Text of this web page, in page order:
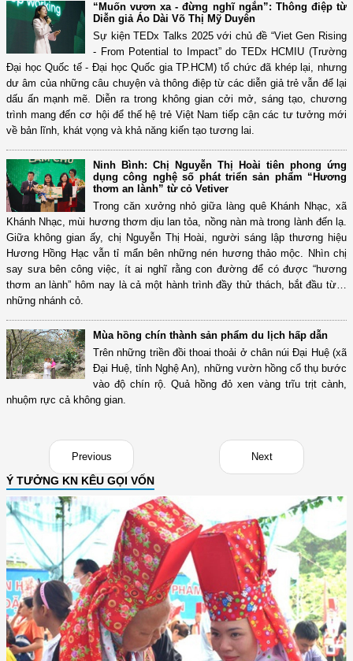
“Muốn vươn xa - đừng nghĩ ngắn”: Thông điệp từ
Diễn giả Áo Dài Võ Thị Mỹ Duyên
Sự kiện TEDx Talks 2025 với chủ đề “Viet Gen Rising
- From Potential to Impact” do TEDx HCMIU (Trường
Đại học Quốc tế - Đại học Quốc gia TP.HCM) tổ chức đã khép lại, nhưng
dư âm của những câu chuyện và thông điệp từ các diễn giả trẻ vẫn để lại
dấu ấn mạnh mẽ. Diễn ra trong không gian cởi mở, sáng tạo, chương
trình mang đến cơ hội để thế hệ trẻ Việt Nam tiếp cận các tư tưởng mới
về bản lĩnh, khát vọng và khả năng kiến tạo tương lai.
Ninh Bình: Chị Nguyễn Thị Hoài tiên phong ứng
dụng công nghệ số phát triển sản phẩm “Hương
thơm an lành” từ cỏ Vetiver
Trong căn xưởng nhỏ giữa làng quê Khánh Nhạc, xã
Khánh Nhạc, mùi hương thơm dịu lan tỏa, nồng nàn mà trong lành đến lạ.
Giữa không gian ấy, chị Nguyễn Thị Hoài, người sáng lập thương hiệu
Hương Hồng Hạc vẫn tỉ mẩn bên những nén hương thảo mộc. Nhìn chị
say sưa bên công việc, ít ai nghĩ rằng con đường để có được “hương
thơm an lành” hôm nay là cả một hành trình đầy thử thách, bắt đầu từ…
những nhánh cỏ.
Mùa hồng chín thành sản phẩm du lịch hấp dẫn
Trên những triền đồi thoai thoải ở chân núi Đại Huệ (xã
Đại Huệ, tỉnh Nghệ An), những vườn hồng cổ thụ bước
vào độ chín rộ. Quả hồng đỏ xen vàng trĩu trịt cành,
nhuộm rực cả không gian.
Previous Next
Ý TƯỞNG KN KÊU GỌI VỐN